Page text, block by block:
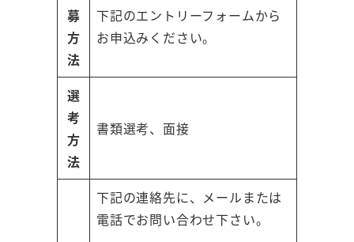
募
方
法
下記のエントリーフォームから
お申込みください。
選
考
方
法
書類選考、面接
下記の連絡先に、メールまたは
電話でお問い合わせ下さい。